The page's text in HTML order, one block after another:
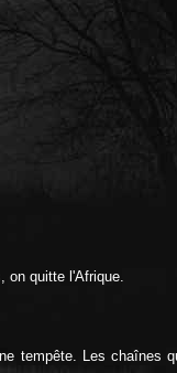
on quitte l'Afrique.
tempête. Les